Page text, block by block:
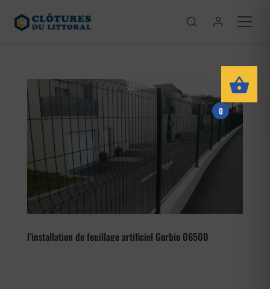
l’installation de feuillage artificiel Gorbio 06500
0